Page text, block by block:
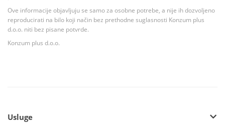
Ove informacije objavljuju se samo za osobne potrebe, a nije ih dozvoljeno
reproducirati na bilo koji način bez prethodne suglasnosti Konzum plus
d.o.o. niti bez pisane potvrde.
Konzum plus d.o.o.
Usluge